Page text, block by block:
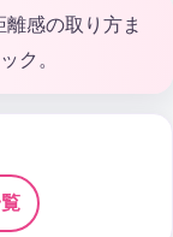
離感の取り方ま
ク。